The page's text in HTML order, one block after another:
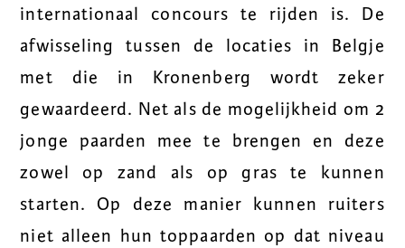
internationaal concours te rijden is. De
afwisseling tussen de locaties in Belgje
met die in Kronenberg wordt zeker
gewaardeerd. Net als de mogelijkheid om 2
jonge paarden mee te brengen en deze
zowel op zand als op gras te kunnen
starten. Op deze manier kunnen ruiters
niet alleen hun toppaarden op dat niveau